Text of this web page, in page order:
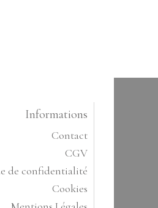
Informations
Contact
CGV
de confidentialité
Cookies